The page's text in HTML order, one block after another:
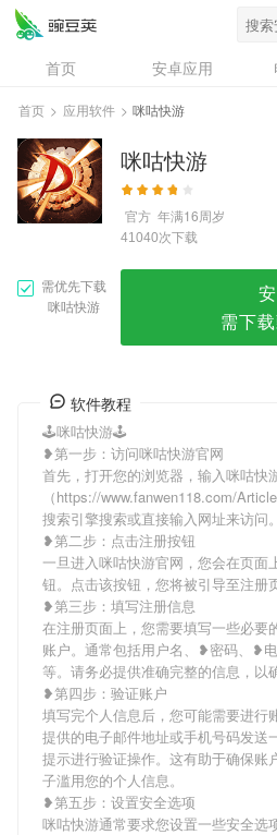
首页 安卓应用
资讯
专题
问答
首页 > 应用软件 > 咪咕快游
咪咕快游
官方 年满16周岁
41040次下载
需优先下载
咪咕快游
需下
软件教程
🕹咪咕快游🕹
❥第一步：访问咪咕快游官网
首先，打开您的浏览器，输入咪咕快
（https://www.fanwen118.com/
搜索引擎搜索或直接输入网址来访问。
❥第二步：点击注册按钮
一旦进入咪咕快游官网，您会在页面
钮。点击该按钮，您将被引导至注册
❥第三步：填写注册信息
在注册页面上，您需要填写一些必要
账户。通常包括用户名、❥密码、❥
等。请务必提供准确完整的信息，以
❥第四步：验证账户
填写完个人信息后，您可能需要进行
提供的电子邮件地址或手机号码发送
提示进行验证操作。这有助于确保账
子滥用您的个人信息。
❥第五步：设置安全选项
咪咕快游通常要求您设置一些安全选